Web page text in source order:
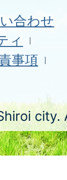
合わせ
ィ
事項
city.